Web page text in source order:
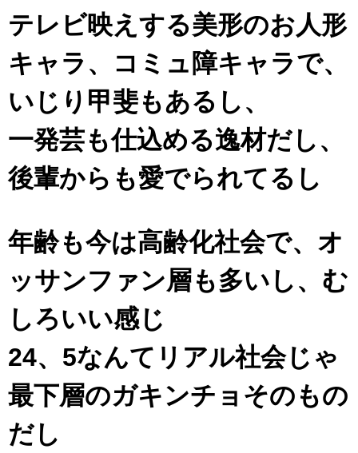
テレビ映えする美形のお人形
キャラ、コミュ障キャラで、
いじり甲斐もあるし、
一発芸も仕込める逸材だし、
後輩からも愛でられてるし
年齢も今は高齢化社会で、オ
ッサンファン層も多いし、む
しろいい感じ
24、5なんてリアル社会じゃ
最下層のガキンチョそのもの
だし